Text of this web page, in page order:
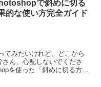
で斜めに切る
的な使い方完全ガイド
てみたいけれど、どこから
ん、心配しないでくださ
を使った「斜めに切る方